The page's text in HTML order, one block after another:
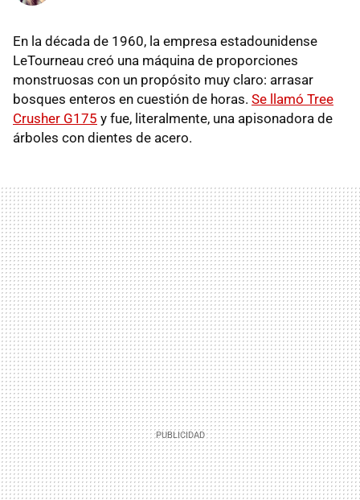
En la década de 1960, la empresa estadounidense
LeTourneau creó una máquina de proporciones
monstruosas con un propósito muy claro: arrasar
bosques enteros en cuestión de horas. Se llamó Tree
Crusher G175 y fue, literalmente, una apisonadora de
árboles con dientes de acero.